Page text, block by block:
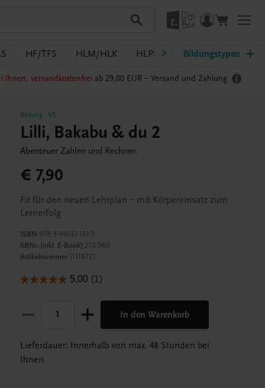
HF/TFS HLM/HLK HLPS/FSB HLT/Kolleg
Bildungstypen
Ihnen, versandkostenfrei ab 29,00 EUR – Versand und Zahlung
Bildung- VS
Lilli, Bakabu & du 2
Abenteuer Zahlen und Rechnen
€ 7,90
Fit für den neuen Lehrplan – mit Körpereinsatz zum
Lernerfolg
ISBN 978-3-99151-191-5
SBNr. (inkl. E-Book) 215.960
Artikelnummer11118721
In den Warenkorb
Lieferdauer: Innerhalb von max. 48 Stunden bei
Ihnen